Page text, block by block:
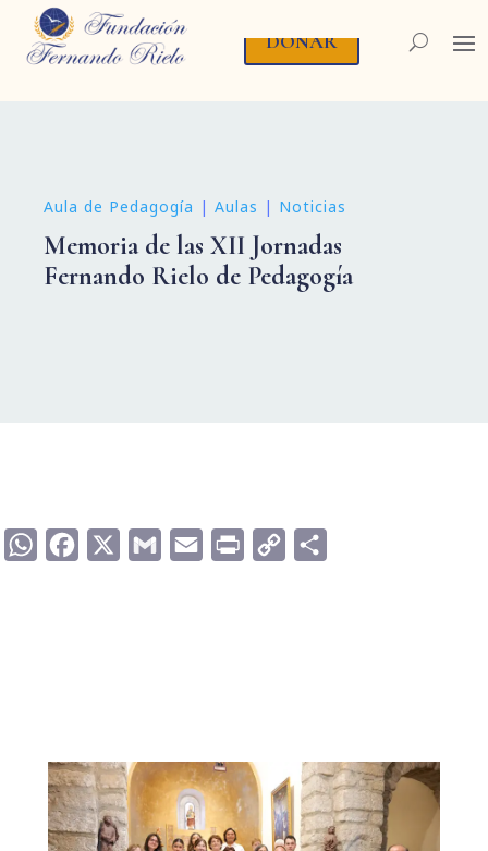
DONAR
Aula de Pedagogía | Aulas | Noticias
Memoria de las XII Jornadas
Fernando Rielo de Pedagogía
WhatsAppFacebook Gmail Email Print
Copy